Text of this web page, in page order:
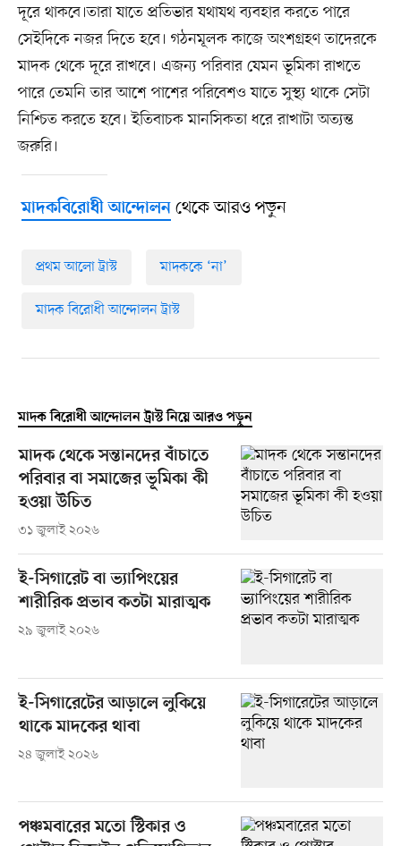
দূরে থাকবে।তারা যাতে প্রতিভার যথাযথ ব্যবহার করতে পারে
সেইদিকে নজর দিতে হবে। গঠনমূলক কাজে অংশগ্রহণ তাদেরকে
মাদক থেকে দূরে রাখবে। এজন্য পরিবার যেমন ভূমিকা রাখতে
পারে তেমনি তার আশে পাশের পরিবেশও যাতে সুস্থ্য থাকে সেটা
নিশ্চিত করতে হবে। ইতিবাচক মানসিকতা ধরে রাখাটা অত্যন্ত
জরুরি।
মাদকবিরোধী আন্দোলনথেকে আরও পড়ুন
প্রথম আলো ট্রাস্ট মাদককে ‘না’
মাদক বিরোধী আন্দোলন ট্রাস্ট
মাদক বিরোধী আন্দোলন ট্রাস্ট নিয়ে আরও পড়ুন
মাদক থেকে সন্তানদের বাঁচাতে
পরিবার বা সমাজের ভূমিকা কী
হওয়া উচিত
৩১ জুলাই ২০২৬
ই-সিগারেট বা ভ্যাপিংয়ের
শারীরিক প্রভাব কতটা মারাত্মক
২৯ জুলাই ২০২৬
ই-সিগারেটের আড়ালে লুকিয়ে
থাকে মাদকের থাবা
২৪ জুলাই ২০২৬
পঞ্চমবারের মতো স্টিকার ও